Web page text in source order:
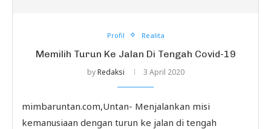
Profil Realita
Memilih Turun Ke Jalan Di Tengah Covid-19
byRedaksi 3 April 2020
mimbaruntan.com,Untan- Menjalankan misi
kemanusiaan dengan turun ke jalan di tengah